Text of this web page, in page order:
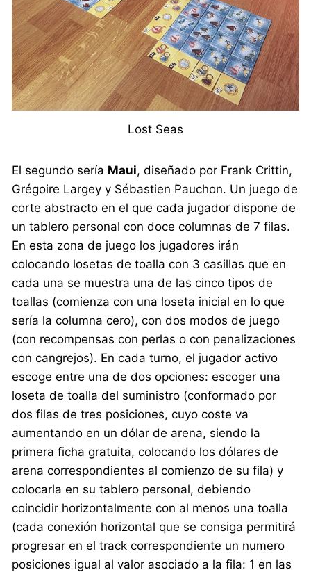
Lost Seas
El segundo sería Maui, diseñado por Frank Crittin,
Grégoire Largey y Sébastien Pauchon. Un juego de
corte abstracto en el que cada jugador dispone de
un tablero personal con doce columnas de 7 filas.
En esta zona de juego los jugadores irán
colocando losetas de toalla con 3 casillas que en
cada una se muestra una de las cinco tipos de
toallas (comienza con una loseta inicial en lo que
sería la columna cero), con dos modos de juego
(con recompensas con perlas o con penalizaciones
con cangrejos). En cada turno, el jugador activo
escoge entre una de dos opciones: escoger una
loseta de toalla del suministro (conformado por
dos filas de tres posiciones, cuyo coste va
aumentando en un dólar de arena, siendo la
primera ficha gratuita, colocando los dólares de
arena correspondientes al comienzo de su fila) y
colocarla en su tablero personal, debiendo
coincidir horizontalmente con al menos una toalla
(cada conexión horizontal que se consiga permitirá
progresar en el track correspondiente un numero
posiciones igual al valor asociado a la fila: 1 en las